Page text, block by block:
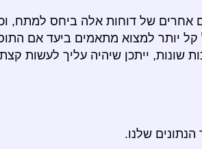
אחרים של דוחות אלה ביחס למתח,
יותר למצוא מתאמים ביעד אם
ייתכן שיהיה עליך לעשות קצת